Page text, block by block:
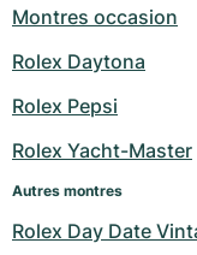
Montres occasion
Rolex Daytona
Rolex Pepsi
Rolex Yacht-Master
Autres montres
Rolex Day Date